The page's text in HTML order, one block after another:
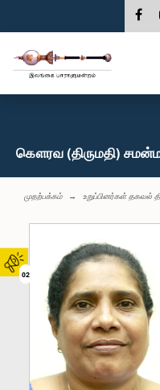
02
கௌரவ (திருமதி)
முதற்பக்கம் உறுப்பினர்கள் தகவல்